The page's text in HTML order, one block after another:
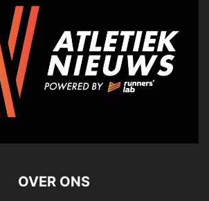
OVER ONS